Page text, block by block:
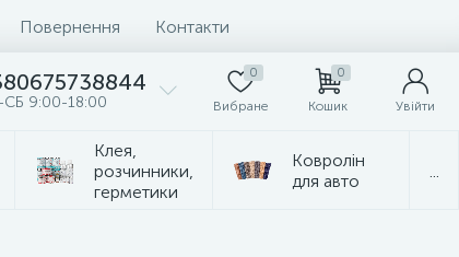
Повернення Контакти
9:00-18:00
0
Вибране
0
Кошик Увійти
Клея,
розчинники,
герметики
Ковролін
для авто